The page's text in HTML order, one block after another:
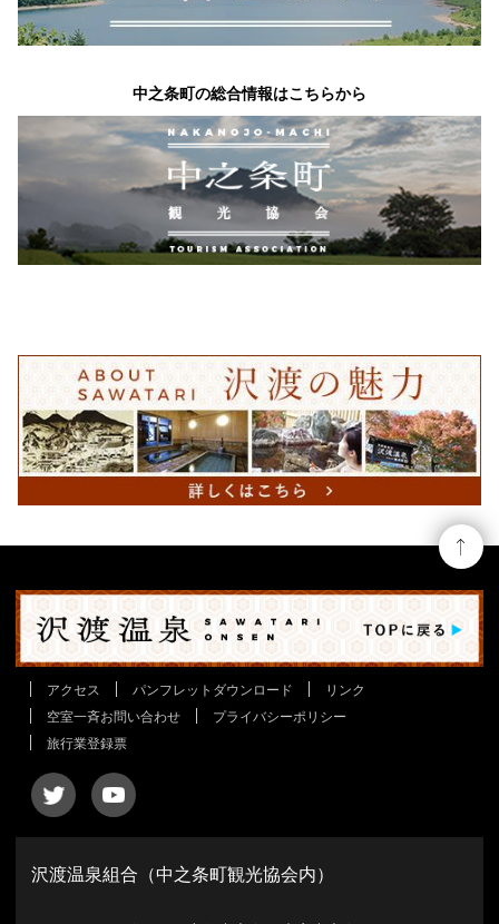
中之条町の総合情報はこちらから
アクセス パンフレットダウンロード
リンク
空室一斉お問い合わせ
プライバシーポリシー
旅行業登録票
沢渡温泉組合（中之条町観光協会内）